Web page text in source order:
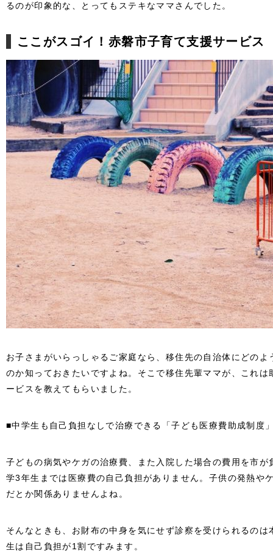
るのが印象的な、とってもステキなママさんでした。
ここがスゴイ！赤磐市子育て支援サービス
お子さまがいらっしゃるご家庭なら、移住先の自治体にどの
のか知っておきたいですよね。そこで移住先輩ママが、これ
ービスを教えてもらいました。
■中学生も自己負担なしで治療できる「子ども医療費助成制度
子どもの病気やケガの治療費、また入院した場合の費用を市
学3年生までは医療費の自己負担がありません。子供の発熱や
だとか関係ありませんよね。
そんなときも、お財布の中身を気にせず診察を受けられるの
生は自己負担が1割ですみます。